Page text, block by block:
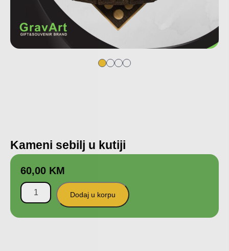
Kameni sebilj u kutiji
60,00 KM
Dodaj u korpu